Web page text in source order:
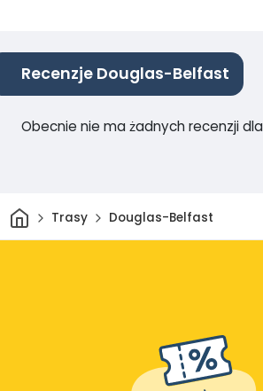
Recenzje Douglas-Belfast
Obecnie nie ma żadnych recenzji
DomTrasy Douglas-Belfast